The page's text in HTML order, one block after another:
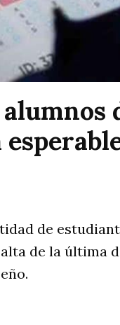
de
de la última